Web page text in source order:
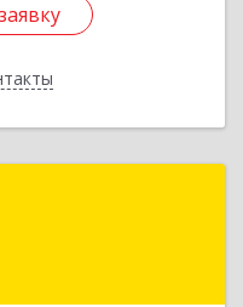
Красносулинский,